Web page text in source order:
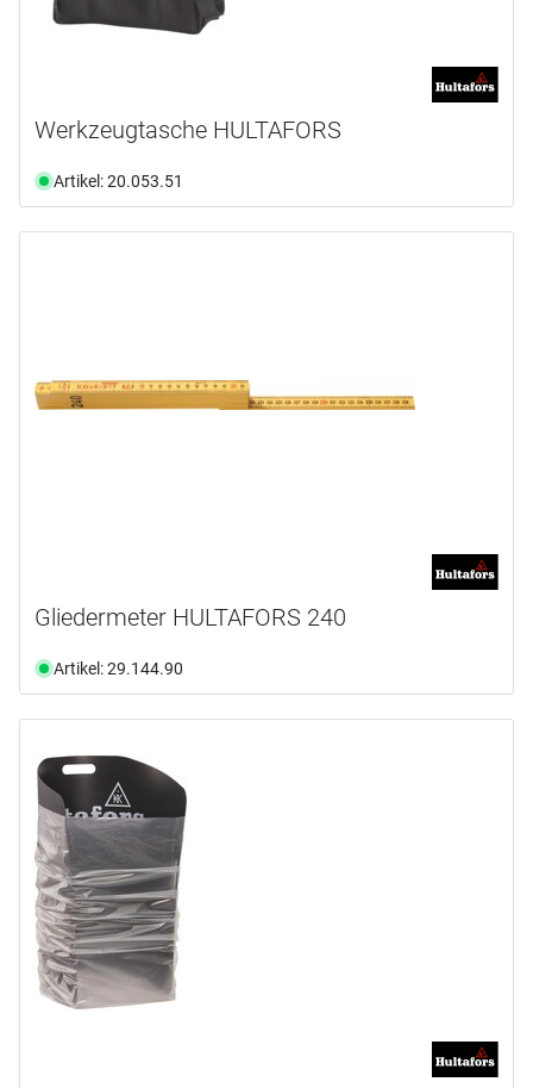
Werkzeugtasche HULTAFORS
Artikel: 20.053.51
Gliedermeter HULTAFORS 240
Artikel: 29.144.90